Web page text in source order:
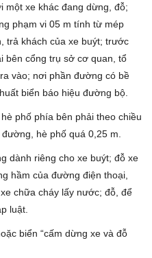
một xe khác đang dừng, đỗ;
phạm vi 05 m tính từ mép
trả khách của xe buýt; trước
bên cổng trụ sở cơ quan, tổ
vào; nơi phần đường có bề
biển báo hiệu đường bộ.
phố phía bên phải theo chiều
hè phố quá 0,25 m.
dành riêng cho xe buýt; đỗ xe
hầm của đường điện thoại,
chữa cháy lấy nước; đỗ, để
luật.
biển “cấm dừng xe và đỗ